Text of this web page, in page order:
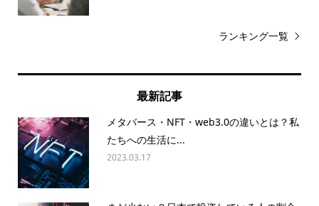
ランキング一覧
最新記事
メタバース・NFT・web3.0の違いとは？私
たちへの生活に...
2023.03.17